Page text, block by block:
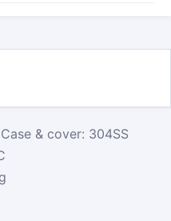
& cover: 304SS